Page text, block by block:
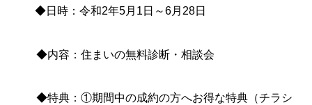
◆日時：令和2年5月1日～6月28日
◆内容：住まいの無料診断・相談会
◆特典：①期間中の成約の方へお得な特典（チラシ